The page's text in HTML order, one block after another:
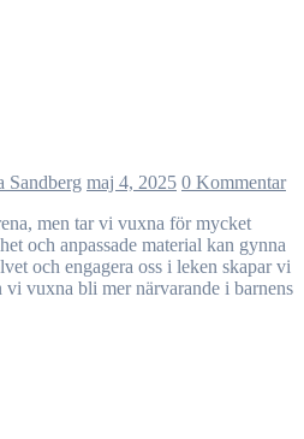
Sandberg maj 4, 2025 0 Kommentar
och anpassade material kan gynna
och engagera oss i leken skapar vi
vuxna bli mer närvarande i barnens